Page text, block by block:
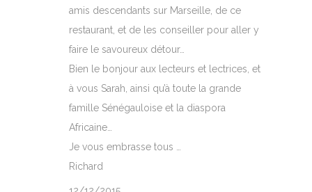
amis descendants sur Marseille, de ce
restaurant, et de les conseiller pour aller y
faire le savoureux détour…
Bien le bonjour aux lecteurs et lectrices, et
à vous Sarah, ainsi qu’à toute la grande
famille Sénégauloise et la diaspora
Africaine…
Je vous embrasse tous …
Richard